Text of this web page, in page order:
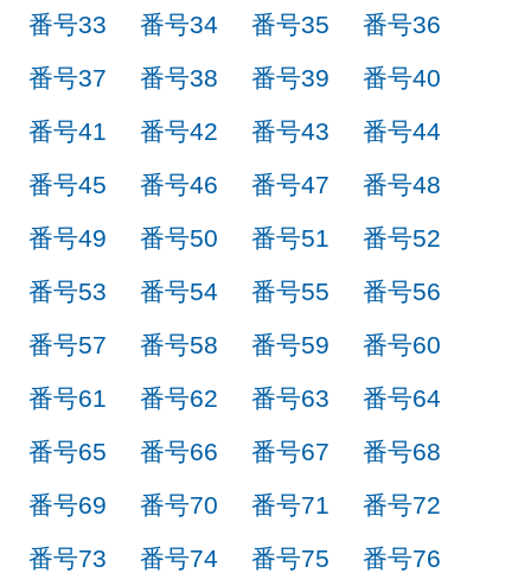
番号33
番号34 番号35
番号36
番号37
番号38 番号39
番号40
番号41
番号42 番号43
番号44
番号45
番号46 番号47
番号48
番号49
番号50 番号51
番号52
番号53
番号54 番号55
番号56
番号57
番号58 番号59
番号60
番号61
番号62 番号63
番号64
番号65
番号66 番号67
番号68
番号69
番号70 番号71
番号72
番号73
番号74 番号75
番号76